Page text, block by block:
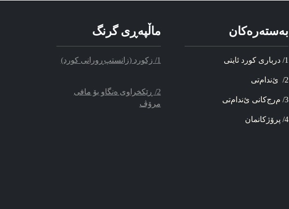
به‌سته‌ره‌کان
1/ د‌ربار‌ی کورد ئایتی
2/ ئ‌ندام‌تی
3/ م‌رج‌کانی ئ‌ندام‌تی
4/ پرۆژ‌کانمان
ماڵپه‌‌ڕی گرنگ
1/ زکورد (زانستپ‌ڕو‌رانی کورد)
2/ ڕێکخراوی ه‌نگاو بۆ مافی
مرۆڤ